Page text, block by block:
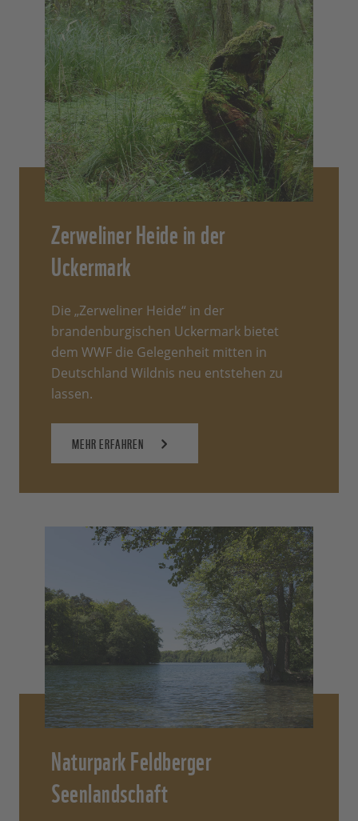
Zerweliner Heide in der
Uckermark
Die „Zerweliner Heide“ in der
brandenburgischen Uckermark bietet
dem WWF die Gelegenheit mitten in
Deutschland Wildnis neu entstehen zu
lassen.
MEHR ERFAHREN
Naturpark Feldberger
Seenlandschaft